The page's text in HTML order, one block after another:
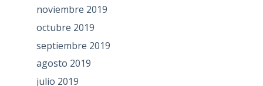
noviembre 2019
octubre 2019
septiembre 2019
agosto 2019
julio 2019